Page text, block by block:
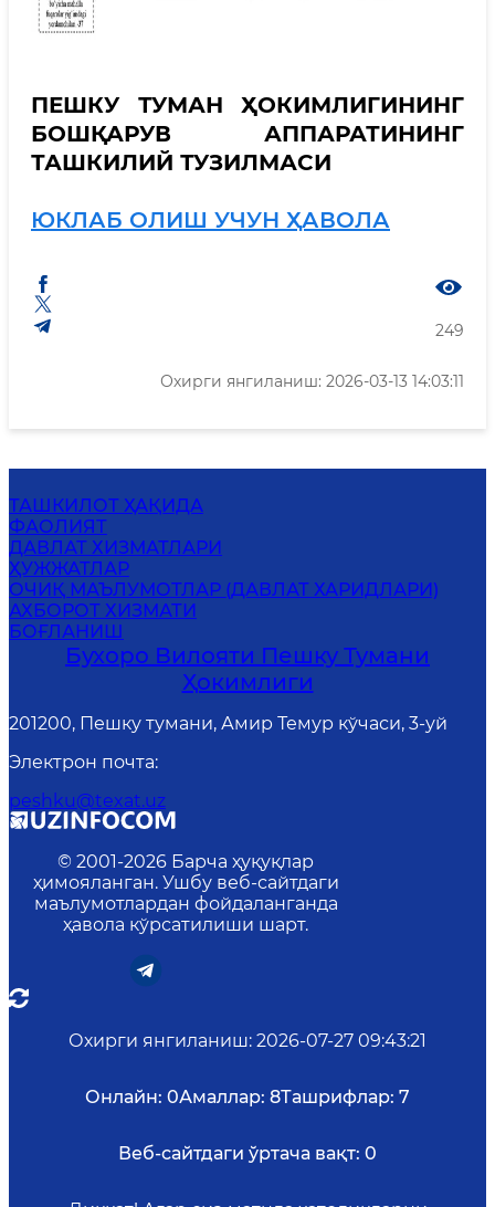
ПЕШКУ ТУМАН ҲОКИМЛИГИНИНГ
БОШҚАРУВ АППАРАТИНИНГ
ТАШКИЛИЙ ТУЗИЛМАСИ
ЮКЛАБ ОЛИШ УЧУН ҲАВОЛА
249
Охирги янгиланиш: 2026-03-13 14:03:11
ТАШКИЛОТ ҲАҚИДА
ФАОЛИЯТ
ДАВЛАТ ХИЗМАТЛАРИ
ҲУЖЖАТЛАР
ОЧИҚ МАЪЛУМОТЛАР (ДАВЛАТ ХАРИДЛАРИ)
АХБОРОТ ХИЗМАТИ
БОҒЛАНИШ
Бухоро Вилояти Пешку Тумани
Ҳокимлиги
201200, Пешку тумани, Амир Темур кўчаси, 3-уй
Электрон почта:
peshku@texat.uz
© 2001-2026 Барча ҳуқуқлар
ҳимояланган. Ушбу веб-сайтдаги
маълумотлардан фойдаланганда
ҳавола кўрсатилиши шарт.
Охирги янгиланиш: 2026-07-27 09:43:21
Онлайн: 0Амаллар: 8Ташрифлар: 7
Веб-сайтдаги ўртача вақт: 0